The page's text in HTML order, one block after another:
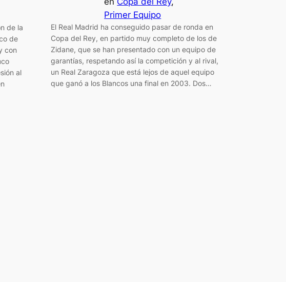
de la
de
con
al
Primer Equipo
El Real Madrid ha conseguido pasar de ronda en
Copa del Rey, en partido muy completo de los de
Zidane, que se han presentado con un equipo de
garantías, respetando así la competición y al rival,
un Real Zaragoza que está lejos de aquel equipo
que ganó a los Blancos una final en 2003. Dos…